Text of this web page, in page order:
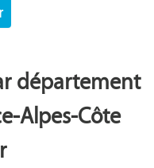
département
Alpes-Côte